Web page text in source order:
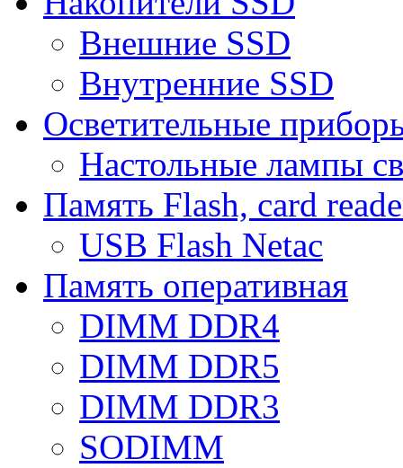
Внешние SSD
Внутренние SSD
Осветительные
Настольные лампы
Память Flash, card
USB Flash Netac
Память оперативная
DIMM DDR4
DIMM DDR5
DIMM DDR3
SODIMM